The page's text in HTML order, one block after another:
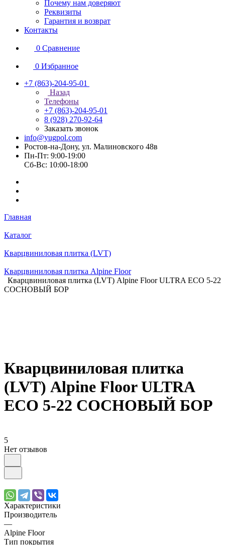
Почему нам доверяют
Реквизиты
Гарантия и возврат
Контакты
0 Сравнение
0 Избранное
+7 (863)-204-95-01
Назад
Телефоны
+7 (863)-204-95-01
8 (928) 270-92-64
Заказать звонок
info@yugpol.com
Ростов-на-Дону, ул. Малиновского 48в
Пн-Пт: 9:00-19:00
Cб-Вс: 10:00-18:00
Главная
Каталог
Кварцвиниловая плитка (LVT)
Кварцвиниловая плитка Alpine Floor
Кварцвиниловая плитка (LVT) Alpine Floor ULTRA ЕСО 5-22
СОСНОВЫЙ БОР
Кварцвиниловая плитка
(LVT) Alpine Floor ULTRA
ЕСО 5-22 СОСНОВЫЙ БОР
5
Нет отзывов
Характеристики
Производитель
—
Alpine Floor
Тип покрытия